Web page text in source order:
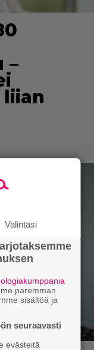
–
Valintasi
paremman
sisältöä ja
seuraavasti
evästeitä